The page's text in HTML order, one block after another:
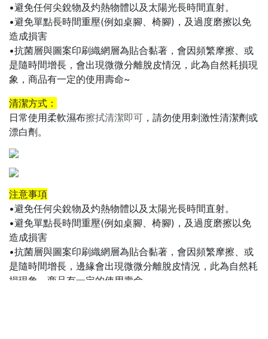
•避免任何尖銳物及灼熱物體以及太陽光長時間直射。
•避免單點長時間重壓(例如桌腳、椅腳)，及過度磨擦以免
造成損害
•抗菌層與圖案印刷織網層為貼合黏著，會因頻繁摩擦、或
是隨時間增長，會出現微微分離脫皮情況，此為自然耗損現
象，商品有一定的使用壽命~
清潔方式：
日常使用柔軟濕布擦拭清潔即可 ，請勿使用刺激性清潔劑或
漂白劑。
注意事項
•避免任何尖銳物及灼熱物體以及太陽光長時間直射。
•避免單點長時間重壓(例如桌腳、椅腳)，及過度磨擦以免
造成損害
•抗菌層與圖案印刷織網層為貼合黏著，會因頻繁摩擦、或
是隨時間增長，邊緣會出現微微分離脫皮情況，此為自然耗
損現象，商品有一定的使用壽命~